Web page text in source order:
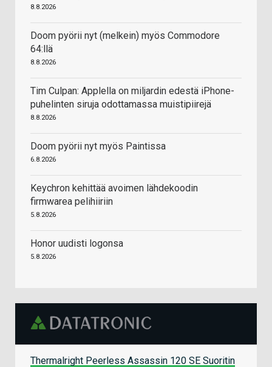
8.8.2026
Doom pyörii nyt (melkein) myös Commodore
64:llä
8.8.2026
Tim Culpan: Applella on miljardin edestä iPhone-
puhelinten siruja odottamassa muistipiirejä
8.8.2026
Doom pyörii nyt myös Paintissa
6.8.2026
Keychron kehittää avoimen lähdekoodin
firmwarea pelihiiriin
5.8.2026
Honor uudisti logonsa
5.8.2026
Thermalright Peerless Assassin 120 SE Suoritin